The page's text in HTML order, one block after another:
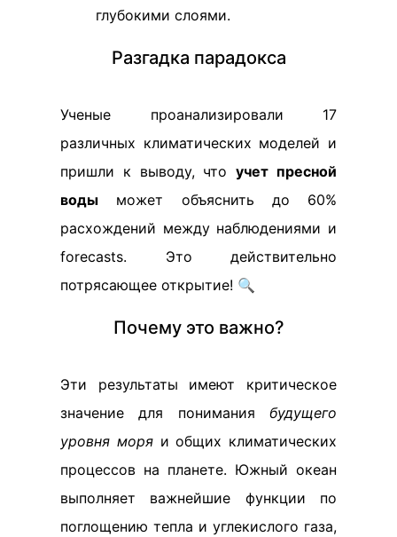
глубокими слоями.
Разгадка парадокса
Ученые проанализировали 17
различных климатических моделей и
пришли к выводу, чтоучет пресной
воды может объяснить до 60%
расхождений между наблюдениями и
forecasts. Это действительно
потрясающее открытие! 🔍
Почему это важно?
Эти результаты имеют критическое
значение для понимания будущего
уровня моряи общих климатических
процессов на планете. Южный океан
выполняет важнейшие функции по
поглощению тепла и углекислого газа,